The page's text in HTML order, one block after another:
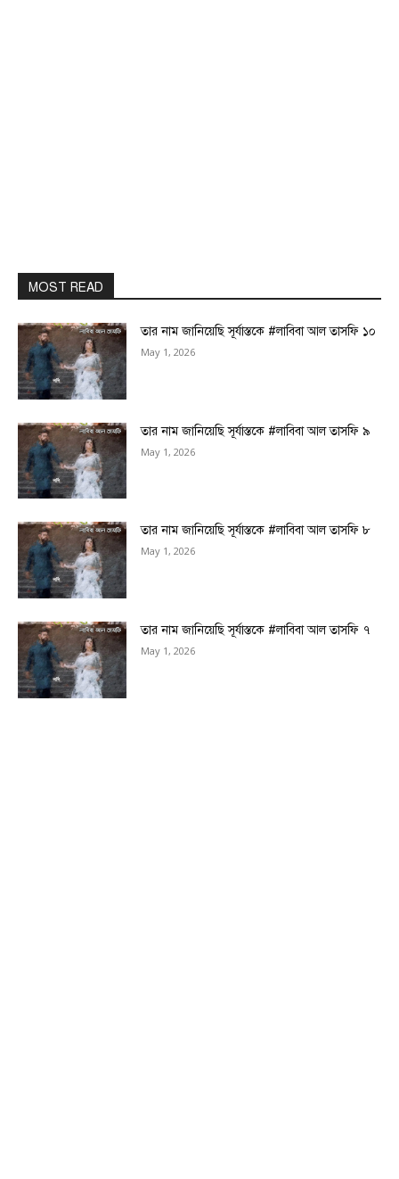
MOST READ
তার নাম জানিয়েছি সূর্যাস্তকে #লাবিবা আল তাসফি ১০
May 1, 2026
তার নাম জানিয়েছি সূর্যাস্তকে #লাবিবা আল তাসফি ৯
May 1, 2026
তার নাম জানিয়েছি সূর্যাস্তকে #লাবিবা আল তাসফি ৮
May 1, 2026
তার নাম জানিয়েছি সূর্যাস্তকে #লাবিবা আল তাসফি ৭
May 1, 2026